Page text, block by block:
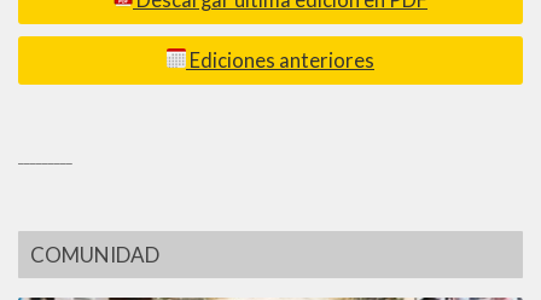
Ediciones anteriores
COMUNIDAD